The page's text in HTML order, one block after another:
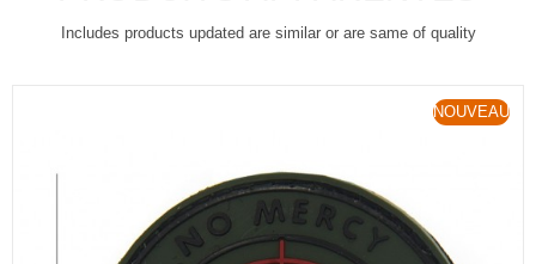
Includes products updated are similar or are same of quality
NOUVEAU